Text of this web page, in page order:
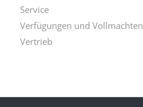
Service
Verfügungen und Vollmachten
Vertrieb